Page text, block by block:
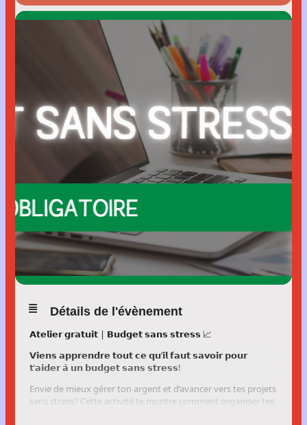
Détails de l'évènement
𝗔𝘁𝗲𝗹𝗶𝗲𝗿 𝗴𝗿𝗮𝘁𝘂𝗶𝘁 | 𝗕𝘂𝗱𝗴𝗲𝘁 𝘀𝗮𝗻𝘀 𝘀𝘁𝗿𝗲𝘀𝘀 📈
𝗩𝗶𝗲𝗻𝘀 𝗮𝗽𝗽𝗿𝗲𝗻𝗱𝗿𝗲 𝘁𝗼𝘂𝘁 𝗰𝗲 𝗾𝘂’𝗶𝗹 𝗳𝗮𝘂𝘁 𝘀𝗮𝘃𝗼𝗶𝗿 𝗽𝗼𝘂𝗿
𝘁’𝗮𝗶𝗱𝗲𝗿 𝗮̀ 𝘂𝗻 𝗯𝘂𝗱𝗴𝗲𝘁 𝘀𝗮𝗻𝘀 𝘀𝘁𝗿𝗲𝘀𝘀!
Envie de mieux gérer ton argent et d’avancer vers tes projets
sans stress? Cette activité te montre comment organiser tes